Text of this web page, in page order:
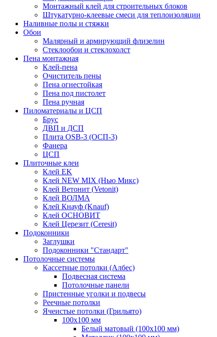
Монтажный клей для строительных блоков
Штукатурно-клеевые смеси для теплоизоляции
Наливные полы и стяжки
Обои
Малярный и армирующий флизелин
Стеклообои и стеклохолст
Пена монтажная
Клей-пена
Очиститель пены
Пена огнестойкая
Пена под пистолет
Пена ручная
Пиломатериалы и ЦСП
Брус
ДВП и ДСП
Плита OSB-3 (ОСП-3)
Фанера
ЦСП
Плиточные клеи
Клей EK
Клей NEW MIX (Нью Микс)
Клей Ветонит (Vetonit)
Клей ВОЛМА
Клей Кнауф (Knauf)
Клей ОСНОВИТ
Клей Церезит (Ceresit)
Подоконники
Заглушки
Подоконники "Стандарт"
Потолочные системы
Кассетные потолки (Албес)
Подвесная система
Потолочные панели
Пристенные уголки и подвесы
Реечные потолки
Ячеистые потолки (Грильято)
100х100 мм
Белый матовый (100х100 мм)